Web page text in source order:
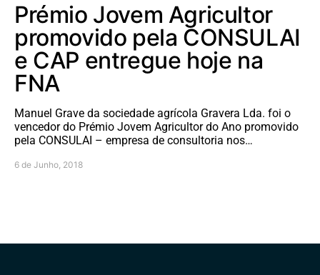
Prémio Jovem Agricultor
promovido pela CONSULAI
e CAP entregue hoje na
FNA
Manuel Grave da sociedade agrícola Gravera Lda. foi o
vencedor do Prémio Jovem Agricultor do Ano promovido
pela CONSULAI – empresa de consultoria nos…
6 de Junho, 2018